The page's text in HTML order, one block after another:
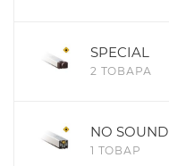
SPECIAL
2 ТОВАРА
NO SOUND
1 ТОВАР